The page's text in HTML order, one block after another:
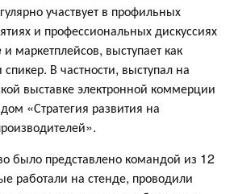
участвует в профильных
и профессиональных дискуссиях
маркетплейсов, выступает как
спикер. В частности, выступал на
выставке электронной коммерции
«Стратегия развития на
было представлено командой из 12
работали на стенде, проводили